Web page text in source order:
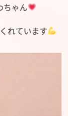
ちゃん
れています